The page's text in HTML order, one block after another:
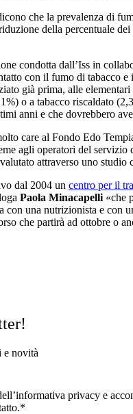
che la prevalenza di
della percentuale
condotta dall’Iss in
con il fumo di tabacco
già prima, alle
o a tabacco riscaldato
anni e che dovrebbero
care al Fondo Edo
agli operatori del
attraverso uno
dal 2004 un centro per il
Paola Minacapelli «che
con una nutrizionista e
che partirà ad ottobre o
e novità
privacy e